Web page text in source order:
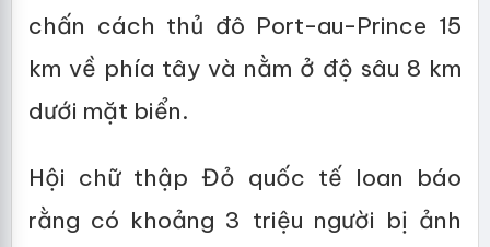
chấn cách thủ đô Port-au-Prince 15
km về phía tây và nằm ở độ sâu 8 km
dưới mặt biển.
Hội chữ thập Đỏ quốc tế loan báo
rằng có khoảng 3 triệu người bị ảnh